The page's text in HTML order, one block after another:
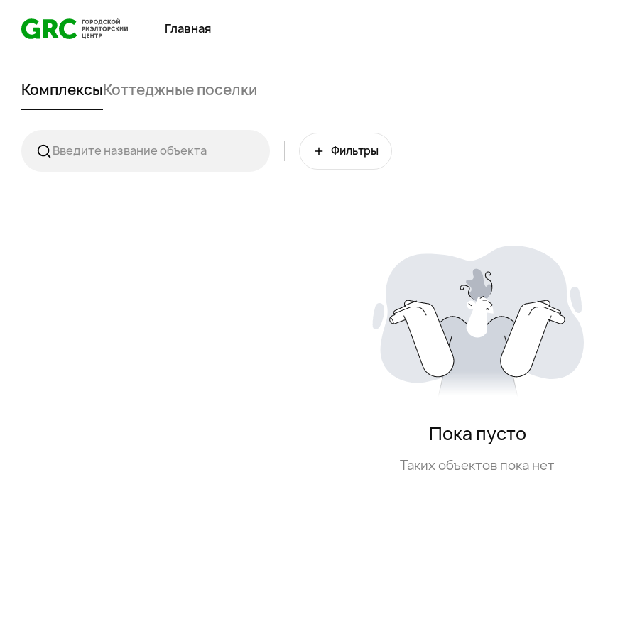
Главная
КомплексыКоттеджные поселки
Фильтры
Пока пусто
Таких объектов пока нет